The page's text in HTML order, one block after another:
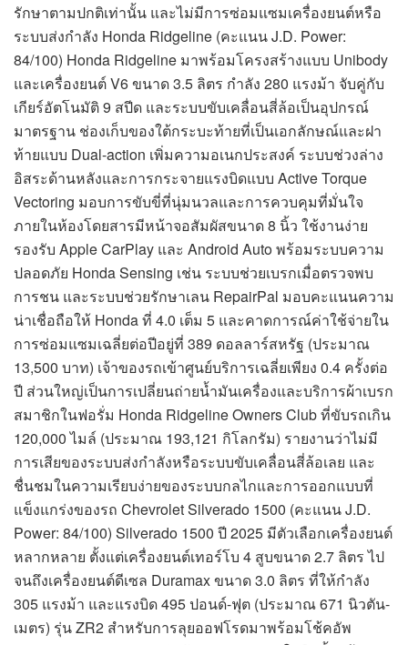
รักษาตามปกติเท่านั้น และไม่มีการซ่อมแซมเครื่องยนต์หรือ
ระบบส่งกำลัง Honda Ridgeline (คะแนน J.D. Power:
84/100) Honda Ridgeline มาพร้อมโครงสร้างแบบ Unibody
และเครื่องยนต์ V6 ขนาด 3.5 ลิตร กำลัง 280 แรงม้า จับคู่กับ
เกียร์อัตโนมัติ 9 สปีด และระบบขับเคลื่อนสี่ล้อเป็นอุปกรณ์
มาตรฐาน ช่องเก็บของใต้กระบะท้ายที่เป็นเอกลักษณ์และฝา
ท้ายแบบ Dual-action เพิ่มความอเนกประสงค์ ระบบช่วงล่าง
อิสระด้านหลังและการกระจายแรงบิดแบบ Active Torque
Vectoring มอบการขับขี่ที่นุ่มนวลและการควบคุมที่มั่นใจ
ภายในห้องโดยสารมีหน้าจอสัมผัสขนาด 8 นิ้ว ใช้งานง่าย
รองรับ Apple CarPlay และ Android Auto พร้อมระบบความ
ปลอดภัย Honda Sensing เช่น ระบบช่วยเบรกเมื่อตรวจพบ
การชน และระบบช่วยรักษาเลน RepairPal มอบคะแนนความ
น่าเชื่อถือให้ Honda ที่ 4.0 เต็ม 5 และคาดการณ์ค่าใช้จ่ายใน
การซ่อมแซมเฉลี่ยต่อปีอยู่ที่ 389 ดอลลาร์สหรัฐ (ประมาณ
13,500 บาท) เจ้าของรถเข้าศูนย์บริการเฉลี่ยเพียง 0.4 ครั้งต่อ
ปี ส่วนใหญ่เป็นการเปลี่ยนถ่ายน้ำมันเครื่องและบริการผ้าเบรก
สมาชิกในฟอรั่ม Honda Ridgeline Owners Club ที่ขับรถเกิน
120,000 ไมล์ (ประมาณ 193,121 กิโลกรัม) รายงานว่าไม่มี
การเสียของระบบส่งกำลังหรือระบบขับเคลื่อนสี่ล้อเลย และ
ชื่นชมในความเรียบง่ายของระบบกลไกและการออกแบบที่
แข็งแกร่งของรถ Chevrolet Silverado 1500 (คะแนน J.D.
Power: 84/100) Silverado 1500 ปี 2025 มีตัวเลือกเครื่องยนต์
หลากหลาย ตั้งแต่เครื่องยนต์เทอร์โบ 4 สูบขนาด 2.7 ลิตร ไป
จนถึงเครื่องยนต์ดีเซล Duramax ขนาด 3.0 ลิตร ที่ให้กำลัง
305 แรงม้า และแรงบิด 495 ปอนด์-ฟุต (ประมาณ 671 นิวตัน-
เมตร) รุ่น ZR2 สำหรับการลุยออฟโรดมาพร้อมโช้คอัพ